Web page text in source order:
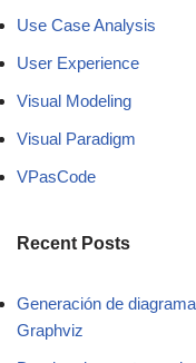
Use Case Analysis
User Experience
Visual Modeling
Visual Paradigm
VPasCode
Recent Posts
Generación de
Graphviz